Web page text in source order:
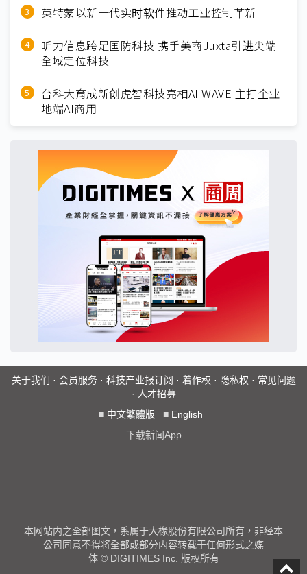
英特蒙以新一代实时软件推动工业控制革新
昕力信息跨足国防科技 携手美商Juxta引进尖端
全域定位科技
台科大育成新创虎智科技亮相AI WAVE 主打企业
地端AI商用
关于我们 · 会员服务· 科技产业报订阅 · 着作权 · 隐私权 · 常见问题
· 人才招募
■ 中文繁體版 ■ English
下载新闻App
本网站内之全部图文，系属于大椽股份有限公司所有，非经本
公司同意不得将全部或部分内容转载于任何形式之媒
体 © DIGITIMES Inc. 版权所有